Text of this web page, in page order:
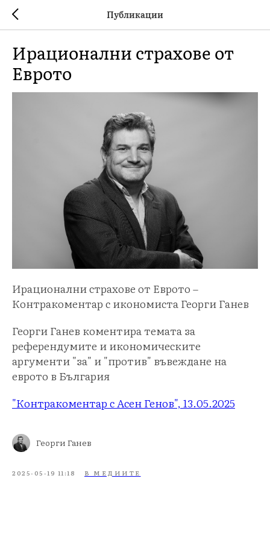
Публикации
Ирационални страхове от
Еврото
Ирационални страхове от Еврото –
Контракоментар с икономиста Георги Ганев
Георги Ганев коментира темата за
референдумите и икономическите
аргументи "за" и "против" въвеждане на
еврото в България
"Контракоментар с Асен Генов", 13.05.2025
Георги Ганев
2025-05-19 11:18 В МЕДИИТЕ